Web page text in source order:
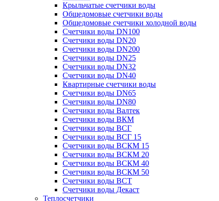
Крыльчатые счетчики воды
Общедомовые счетчики воды
Общедомовые счетчики холодной воды
Счетчики воды DN100
Счетчики воды DN20
Счетчики воды DN200
Счетчики воды DN25
Счетчики воды DN32
Счетчики воды DN40
Квартирные счетчики воды
Счетчики воды DN65
Счетчики воды DN80
Счетчики воды Валтек
Счетчики воды ВКМ
Счетчики воды ВСГ
Счетчики воды ВСГ 15
Счетчики воды ВСКМ 15
Счетчики воды ВСКМ 20
Счетчики воды ВСКМ 40
Счетчики воды ВСКМ 50
Счетчики воды ВСТ
Счетчики воды Декаст
Теплосчетчики